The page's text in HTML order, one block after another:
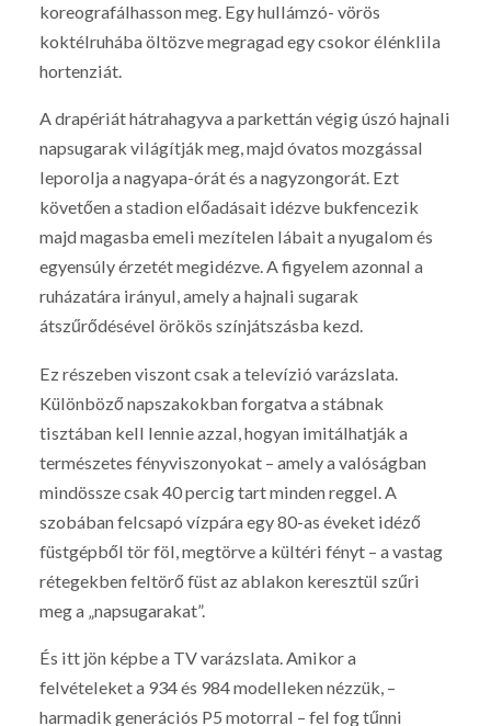
koreografálhasson meg. Egy hullámzó- vörös
koktélruhába öltözve megragad egy csokor élénklila
hortenziát.
A drapériát hátrahagyva a parkettán végig úszó hajnali
napsugarak világítják meg, majd óvatos mozgással
leporolja a nagyapa-órát és a nagyzongorát. Ezt
követően a stadion előadásait idézve bukfencezik
majd magasba emeli mezítelen lábait a nyugalom és
egyensúly érzetét megidézve. A figyelem azonnal a
ruházatára irányul, amely a hajnali sugarak
átszűrődésével örökös színjátszásba kezd.
Ez részeben viszont csak a televízió varázslata.
Különböző napszakokban forgatva a stábnak
tisztában kell lennie azzal, hogyan imitálhatják a
természetes fényviszonyokat – amely a valóságban
mindössze csak 40 percig tart minden reggel. A
szobában felcsapó vízpára egy 80-as éveket idéző
füstgépből tör föl, megtörve a kültéri fényt – a vastag
rétegekben feltörő füst az ablakon keresztül szűri
meg a „napsugarakat”.
És itt jön képbe a TV varázslata. Amikor a
felvételeket a 934 és 984 modelleken nézzük, –
harmadik generációs P5 motorral – fel fog tűnni